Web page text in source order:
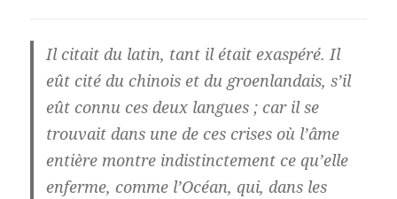
Il citait du latin, tant il était exaspéré. Il
eût cité du chinois et du groenlandais, s’il
eût connu ces deux langues ; car il se
trouvait dans une de ces crises où l’âme
entière montre indistinctement ce qu’elle
enferme, comme l’Océan, qui, dans les